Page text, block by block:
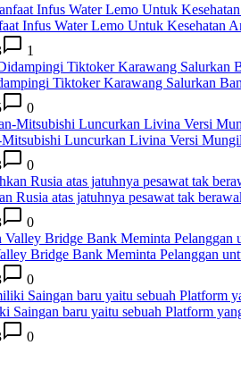
Infus Water Lemo Untuk Kesehatan
1
Tiktoker Karawang Salurkan
0
Luncurkan Livina Versi Mungil
0
Rusia atas jatuhnya pesawat tak
0
Bridge Bank Meminta Pelanggan
0
Saingan baru yaitu sebuah Platform
0